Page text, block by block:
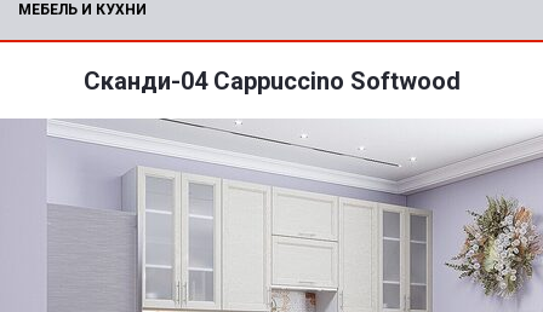
МЕБЕЛЬ И КУХНИ
Сканди-04 Cappuccino Softwood